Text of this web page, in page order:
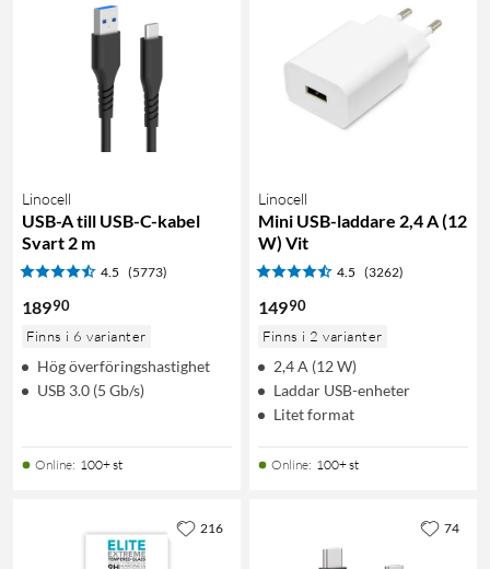
Linocell
USB-A till USB-C-kabel
Svart 2 m
4.5 (5773)
18990
Finns i 6 varianter
Hög överföringshastighet
USB 3.0 (5 Gb/s)
Online: 100+ st
Linocell
Mini USB-laddare 2,4 A (12
W) Vit
4.5 (3262)
14990
Finns i 2 varianter
2,4 A (12 W)
Laddar USB-enheter
Litet format
Online: 100+ st
216 74